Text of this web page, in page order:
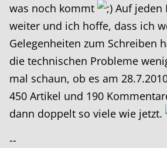
was noch kommt
Auf jeden
weiter und ich hoffe, dass ich
Gelegenheiten zum Schreiben
die technischen Probleme
mal schaun, ob es am
450 Artikel und 190
dann doppelt so viele wie jetzt.
--